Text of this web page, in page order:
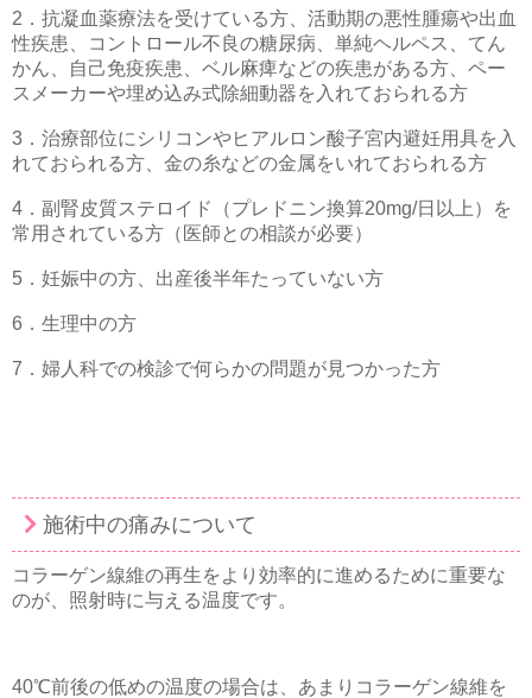
2．抗凝血薬療法を受けている方、活動期の悪性腫瘍や出血
性疾患、コントロール不良の糖尿病、単純ヘルペス、てん
かん、自己免疫疾患、ベル麻痺などの疾患がある方、ペー
スメーカーや埋め込み式除細動器を入れておられる方
3．治療部位にシリコンやヒアルロン酸子宮内避妊用具を入
れておられる方、金の糸などの金属をいれておられる方
4．副腎皮質ステロイド（プレドニン換算20mg/日以上）を
常用されている方（医師との相談が必要）
5．妊娠中の方、出産後半年たっていない方
6．生理中の方
7．婦人科での検診で何らかの問題が見つかった方
施術中の痛みについて
コラーゲン線維の再生をより効率的に進めるために重要な
のが、照射時に与える温度です。
40℃前後の低めの温度の場合は、あまりコラーゲン線維を